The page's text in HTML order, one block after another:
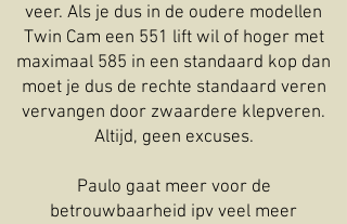
veer. Als je dus in de oudere modellen
Twin Cam een 551 lift wil of hoger met
maximaal 585 in een standaard kop dan
moet je dus de rechte standaard veren
vervangen door zwaardere klepveren.
Altijd, geen excuses.
Paulo gaat meer voor de
betrouwbaarheid ipv veel meer